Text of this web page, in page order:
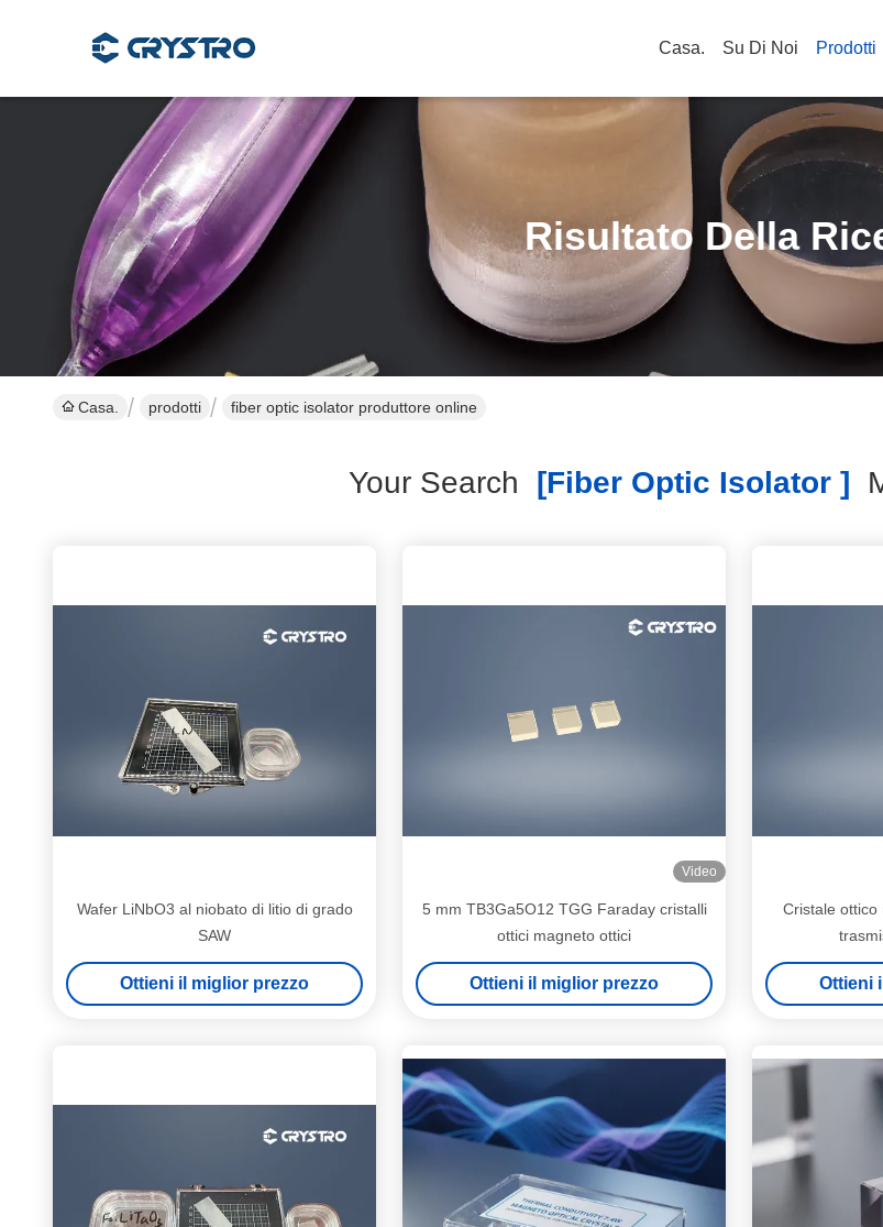
Casa. Su Di Noi Prodotti
Risultato Della
Casa. prodotti fiber optic isolator produttore online
Your Search [fiber Optic Isolator ]
Wafer LiNbO3 al niobato di litio di grado
SAW
Ottieni il miglior prezzo
Video
5 mm TB3Ga5O12 TGG Faraday cristalli
ottici magneto ottici
Ottieni il miglior prezzo
Cristale ottico
Ottieni